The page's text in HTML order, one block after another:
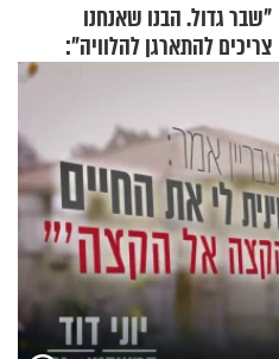
"שבר גדול. הבנו שאנחנו
צריכים להתארגן להלוויה":